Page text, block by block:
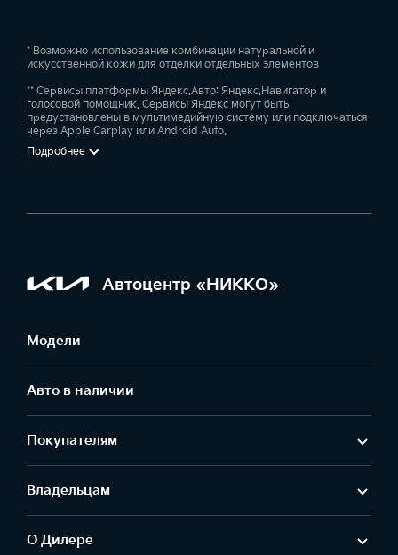
* Возможно использование комбинации натуральной и
искусственной кожи для отделки отдельных элементов
** Сервисы платформы Яндекс.Авто: Яндекс.Навигатор и
голосовой помощник. Сервисы Яндекс могут быть
предустановлены в мультимедийную систему или подключаться
через Apple Carplay или Android Auto.
Подробнее
Автоцентр «НИККО»
Модели
Авто в наличии
Покупателям
Владельцам
О Дилере